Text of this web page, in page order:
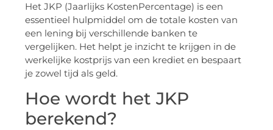
Het JKP (Jaarlijks KostenPercentage) is een
essentieel hulpmiddel om de totale kosten van
een lening bij verschillende banken te
vergelijken. Het helpt je inzicht te krijgen in de
werkelijke kostprijs van een krediet en bespaart
je zowel tijd als geld.
Hoe wordt het JKP
berekend?